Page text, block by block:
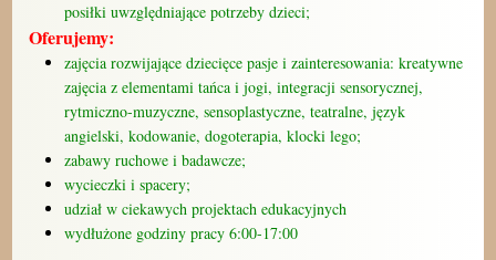
posiłki uwzględniające potrzeby dzieci;
Oferujemy:
zajęcia rozwijające dziecięce pasje i zainteresowania: kreatywne
zajęcia z elementami tańca i jogi, integracji sensorycznej,
rytmiczno-muzyczne, sensoplastyczne, teatralne, język
angielski, kodowanie, dogoterapia, klocki lego;
zabawy ruchowe i badawcze;
wycieczki i spacery;
udział w ciekawych projektach edukacyjnych
wydłużone godziny pracy 6:00-17:00